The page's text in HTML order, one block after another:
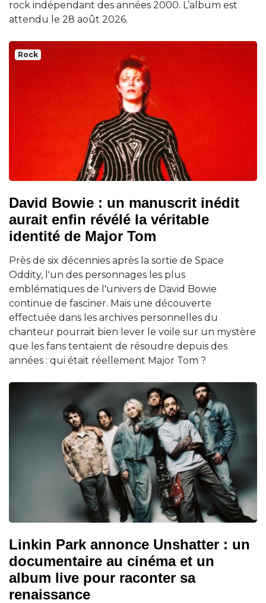
rock indépendant des années 2000. L’album est
attendu le 28 août 2026.
Rock
David Bowie : un manuscrit inédit
aurait enfin révélé la véritable
identité de Major Tom
Près de six décennies après la sortie de Space
Oddity, l'un des personnages les plus
emblématiques de l'univers de David Bowie
continue de fasciner. Mais une découverte
effectuée dans les archives personnelles du
chanteur pourrait bien lever le voile sur un mystère
que les fans tentaient de résoudre depuis des
années : qui était réellement Major Tom ?
Linkin Park annonce Unshatter : un
documentaire au cinéma et un
album live pour raconter sa
renaissance